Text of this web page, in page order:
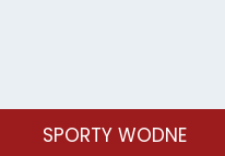
SPORTY WODNE